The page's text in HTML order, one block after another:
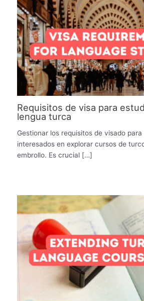
Requisitos de visa para
lengua turca
Gestionar los requisitos de visado
interesados ​​en explorar cursos de
embrollo. Es crucial […]